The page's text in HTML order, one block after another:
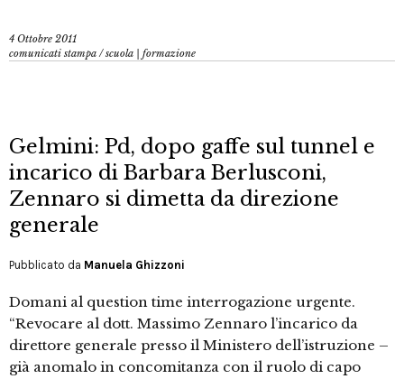
4 Ottobre 2011
comunicati stampa /scuola | formazione
Gelmini: Pd, dopo gaffe sul tunnel e
incarico di Barbara Berlusconi,
Zennaro si dimetta da direzione
generale
Pubblicato da Manuela Ghizzoni
Domani al question time interrogazione urgente.
“Revocare al dott. Massimo Zennaro l’incarico da
direttore generale presso il Ministero dell’istruzione –
già anomalo in concomitanza con il ruolo di capo